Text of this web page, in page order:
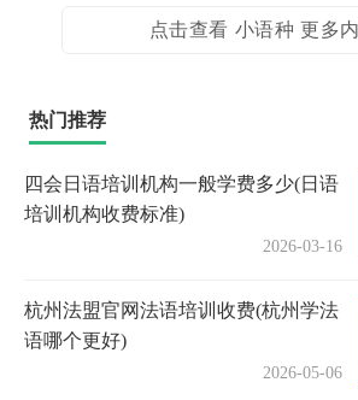
点击查看 小语种 更多
热门推荐
四会日语培训机构一般学费多少(日语
培训机构收费标准)
2026-03-16
杭州法盟官网法语培训收费(杭州学法
语哪个更好)
2026-05-06